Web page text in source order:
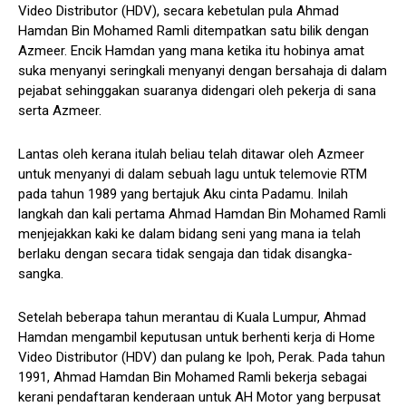
Video Distributor (HDV), secara kebetulan pula Ahmad
Hamdan Bin Mohamed Ramli ditempatkan satu bilik dengan
Azmeer. Encik Hamdan yang mana ketika itu hobinya amat
suka menyanyi seringkali menyanyi dengan bersahaja di dalam
pejabat sehinggakan suaranya didengari oleh pekerja di sana
serta Azmeer.
Lantas oleh kerana itulah beliau telah ditawar oleh Azmeer
untuk menyanyi di dalam sebuah lagu untuk telemovie RTM
pada tahun 1989 yang bertajuk Aku cinta Padamu. Inilah
langkah dan kali pertama Ahmad Hamdan Bin Mohamed Ramli
menjejakkan kaki ke dalam bidang seni yang mana ia telah
berlaku dengan secara tidak sengaja dan tidak disangka-
sangka.
Setelah beberapa tahun merantau di Kuala Lumpur, Ahmad
Hamdan mengambil keputusan untuk berhenti kerja di Home
Video Distributor (HDV) dan pulang ke Ipoh, Perak. Pada tahun
1991, Ahmad Hamdan Bin Mohamed Ramli bekerja sebagai
kerani pendaftaran kenderaan untuk AH Motor yang berpusat